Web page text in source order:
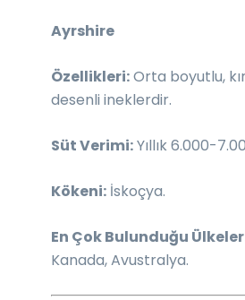
Ayrshire
Özellikleri:Orta boyutlu,
desenli ineklerdir.
Süt Verimi:Yıllık 6.000-
Kökeni: İskoçya.
En Çok Bulunduğu
Kanada, Avustralya.